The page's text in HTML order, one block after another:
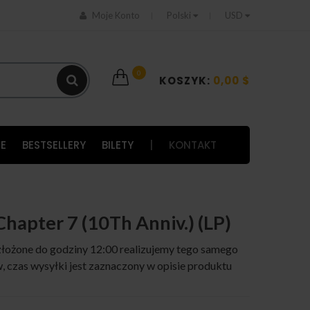
Moje Konto Polski USD
0
KOSZYK: 0,00 $
BESTSELLERY BILETY KONTAKT
7 (10Th Anniv.) (LP)
do godziny 12:00 realizujemy tego samego
czas wysyłki jest zaznaczony w opisie produktu